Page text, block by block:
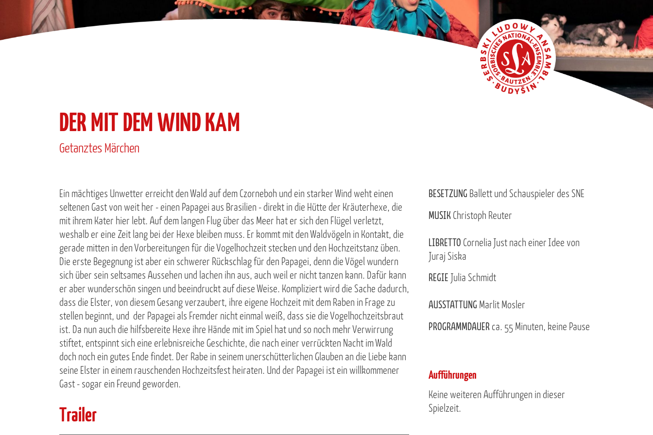
DER MIT DEM WIND KAM
Getanztes Märchen
Ein mächtiges Unwetter erreicht den Wald auf dem Czorneboh und ein starker Wind weht einen
seltenen Gast von weit her - einen Papagei aus Brasilien - direkt in die Hütte der Kräuterhexe, die
mit ihrem Kater hier lebt. Auf dem langen Flug über das Meer hat er sich den Flügel verletzt,
weshalb er eine Zeit lang bei der Hexe bleiben muss. Er kommt mit den Waldvögeln in Kontakt, die
gerade mitten in den Vorbereitungen für die Vogelhochzeit stecken und den Hochzeitstanz üben.
Die erste Begegnung ist aber ein schwerer Rückschlag für den Papagei, denn die Vögel wundern
sich über sein seltsames Aussehen und lachen ihn aus, auch weil er nicht tanzen kann. Dafür kann
er aber wunderschön singen und beeindruckt auf diese Weise. Kompliziert wird die Sache dadurch,
dass die Elster, von diesem Gesang verzaubert, ihre eigene Hochzeit mit dem Raben in Frage zu
stellen beginnt, und der Papagei als Fremder nicht einmal weiß, dass sie die Vogelhochzeitsbraut
ist. Da nun auch die hilfsbereite Hexe ihre Hände mit im Spiel hat und so noch mehr Verwirrung
stiftet, entspinnt sich eine erlebnisreiche Geschichte, die nach einer verrückten Nacht im Wald
doch noch ein gutes Ende findet. Der Rabe in seinem unerschütterlichen Glauben an die Liebe kann
seine Elster in einem rauschenden Hochzeitsfest heiraten. Und der Papagei ist ein willkommener
Gast - sogar ein Freund geworden.
Trailer
BESETZUNG Ballett und Schauspieler des SNE
MUSIK Christoph Reuter
LIBRETTO Cornelia Just nach einer Idee von
Juraj Siska
REGIE Julia Schmidt
AUSSTATTUNG Marlit Mosler
PROGRAMMDAUER ca. 55 Minuten, keine Pause
Aufführungen
Keine weiteren Aufführungen in dieser
Spielzeit.